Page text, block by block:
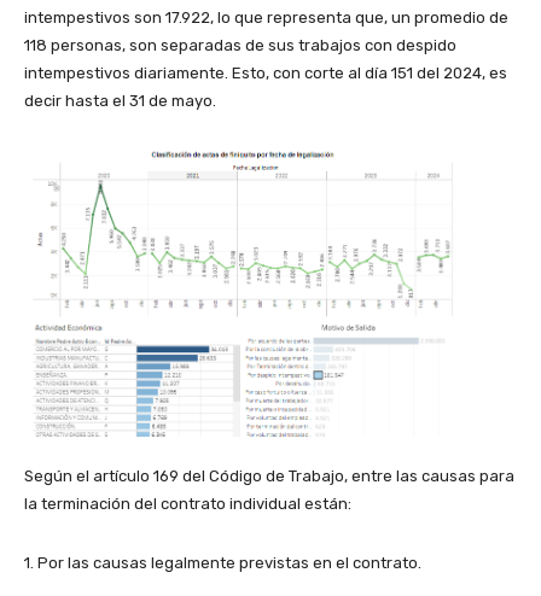
intempestivos son 17.922, lo que representa que, un promedio de
118 personas, son separadas de sus trabajos con despido
intempestivos diariamente. Esto, con corte al día 151 del 2024, es
decir hasta el 31 de mayo.
Según el artículo 169 del Código de Trabajo, entre las causas para
la terminación del contrato individual están:
1. Por las causas legalmente previstas en el contrato.